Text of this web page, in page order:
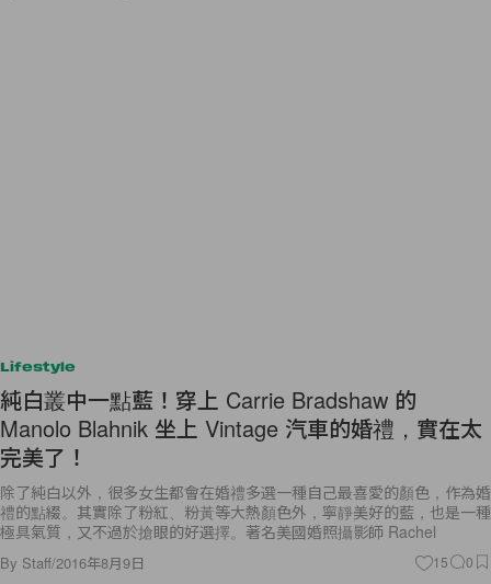
Lifestyle
純白叢中一點藍！穿上 Carrie Bradshaw 的
Manolo Blahnik 坐上 Vintage 汽車的婚禮，實在太
完美了！
除了純白以外，很多女生都會在婚禮多選一種自己最喜愛的顏色，作為婚
禮的點綴。其實除了粉紅、粉黃等大熱顏色外，寧靜美好的藍，也是一種
極具氣質，又不過於搶眼的好選擇。著名美國婚照攝影師 Rachel
By Staff/2016年8月9日 15 0